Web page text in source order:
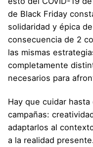
de Black Friday
solidaridad y épica
consecuencia de 2
las mismas
completamente
necesarios para
Hay que cuidar
campañas:
adaptarlos al
a la realidad